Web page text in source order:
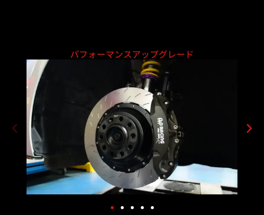
パフォーマンスアップグレード